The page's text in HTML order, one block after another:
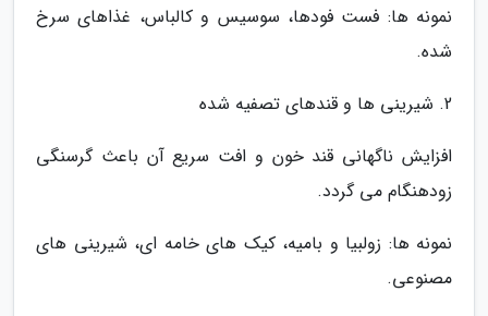
نمونه ها: فست فودها، سوسیس و کالباس، غذاهای سرخ
شده.
2. شیرینی ها و قندهای تصفیه شده
افزایش ناگهانی قند خون و افت سریع آن باعث گرسنگی
زودهنگام می گردد.
نمونه ها: زولبیا و بامیه، کیک های خامه ای، شیرینی های
مصنوعی.